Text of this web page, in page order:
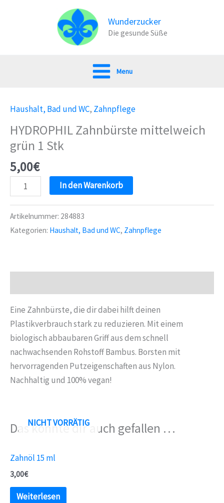
Wunderzucker
Die gesunde Süße
Menu
Haushalt, Bad und WC, Zahnpflege
HYDROPHIL Zahnbürste mittelweich
grün 1 Stk
5,00€
HYDROPHIL
Zahnbürste
mittelweich
grün
In den Warenkorb
Artikelnummer: 284883
Kategorien: Haushalt, Bad und WC, Zahnpflege
Eine Zahnbürste, die dir dabei hilft deinen
Plastikverbrauch stark zu reduzieren. Mit einem
biologisch abbaubaren Griff aus dem schnell
nachwachsenden Rohstoff Bambus. Borsten mit
hervorragenden Putzeigenschaften aus Nylon.
Nachhaltig und 100% vegan!
Das könnte dir auch gefallen …
NICHT VORRÄTIG
Zahnöl 15 ml
3,00€
Weiterlesen